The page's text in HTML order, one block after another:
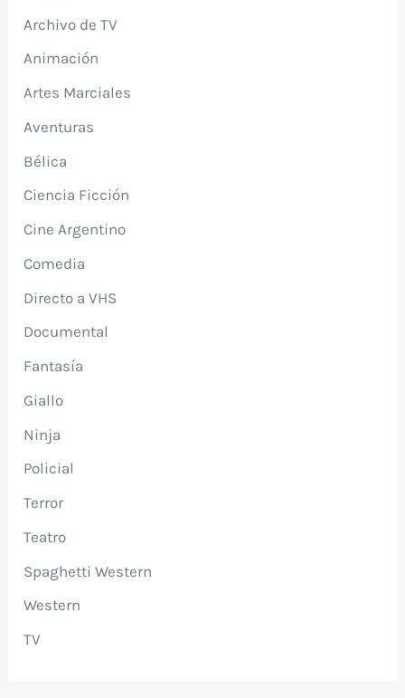
Archivo de TV
Animación
Artes Marciales
Aventuras
Bélica
Ciencia Ficción
Cine Argentino
Comedia
Directo a VHS
Documental
Fantasía
Giallo
Ninja
Policial
Terror
Teatro
Spaghetti Western
Western
TV